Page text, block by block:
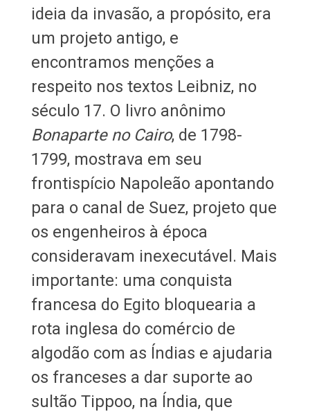
ideia da invasão, a propósito, era
um projeto antigo, e
encontramos menções a
respeito nos textos Leibniz, no
século 17. O livro anônimo
Bonaparte no Cairo, de 1798-
1799, mostrava em seu
frontispício Napoleão apontando
para o canal de Suez, projeto que
os engenheiros à época
consideravam inexecutável. Mais
importante: uma conquista
francesa do Egito bloquearia a
rota inglesa do comércio de
algodão com as Índias e ajudaria
os franceses a dar suporte ao
sultão Tippoo, na Índia, que